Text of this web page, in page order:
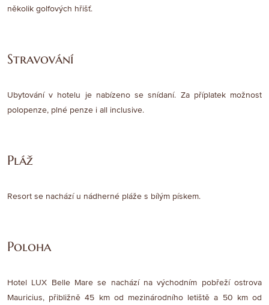
několik golfových hřišť.
Stravování
Ubytování v hotelu je nabízeno se snídaní. Za příplatek možnost
polopenze, plné penze i all inclusive.
Pláž
Resort se nachází u nádherné pláže s bílým pískem.
Poloha
Hotel LUX Belle Mare se nachází na východním pobřeží ostrova
Mauricius, přibližně 45 km od mezinárodního letiště a 50 km od